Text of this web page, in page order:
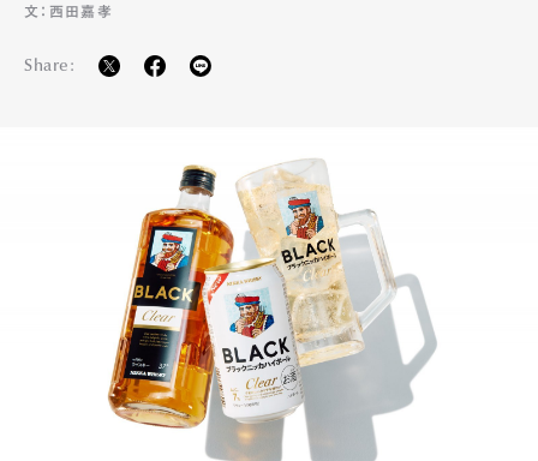
文：西田嘉孝
Share: